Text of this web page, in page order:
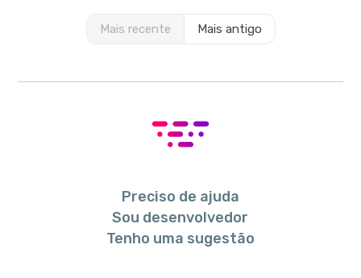
Mais recente Mais antigo
Preciso de ajuda
Sou desenvolvedor
Tenho uma sugestão